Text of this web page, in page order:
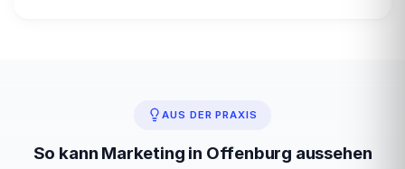
AUS DER PRAXIS
So kann Marketing in Offenburg aussehen